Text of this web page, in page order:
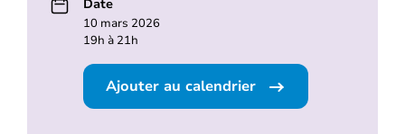
10 mars 2026
19h à 21h
Ajouter au calendrier